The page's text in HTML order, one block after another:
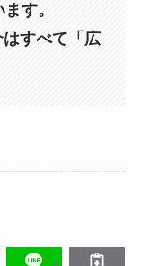
す。
すべて「広